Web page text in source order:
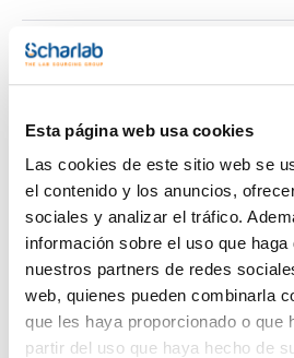
Esta página web usa cookies
Las cookies de este sitio web se
el contenido y los anuncios,
sociales y analizar el tráfico.
información sobre el uso que
nuestros partners de redes
web, quienes pueden combinarla
que les haya proporcionado o que
partir del uso que haya hecho de
producto
Capacidad (ml) : 250
Altura (mm) : 225
Diámetro externo (mm) : 82
Pack (u.) : 1
Matraces aforado de PMP(TPX®) y
Perfectamente transparentes; sin
una fácil lectura; graduados con
+20°C; moldeados en una sola
para evitar distorsiones. El cuello
asegura una óptima precisión de
químicamente más limpios que el
lugar a cesiones o absorciones. Se
Ver más
Documentación técnica
TDS / Ficha técnica
COA